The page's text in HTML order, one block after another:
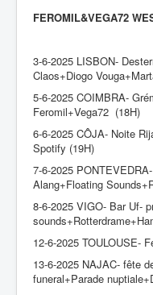
FEROMIL&VEGA72
3-6-2025 LISBON-
Claos+Diogo
5-6-2025 COIMBRA-
Feromil+Vega72 (18H)
6-6-2025 CÔJA- Noite
Spotify (19H)
7-6-2025
Alang+Floating
8-6-2025 VIGO- Bar Uf-
12-6-2025 TOULOUSE-
13-6-2025 NAJAC- fête
funeral+Parade